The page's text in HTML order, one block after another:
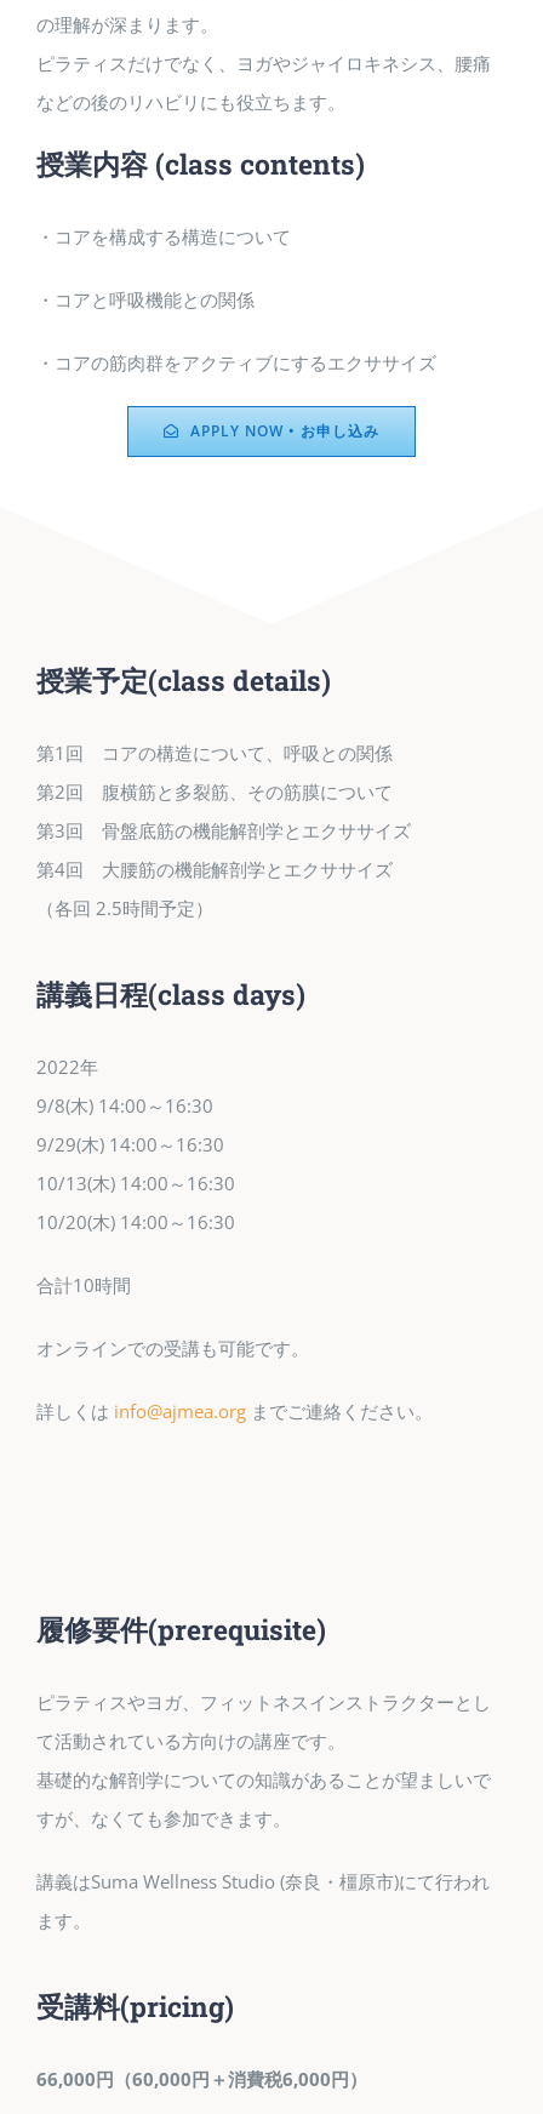
の理解が深まります。
ピラティスだけでなく、ヨガやジャイロキネシス、腰痛
などの後のリハビリにも役立ちます。
授業内容(class contents)
・コアを構成する構造について
・コアと呼吸機能との関係
・コアの筋肉群をアクティブにするエクササイズ
APPLY NOW • お申し込み
授業予定(class details)
第1回 コアの構造について、呼吸との関係
第2回 腹横筋と多裂筋、その筋膜について
第3回 骨盤底筋の機能解剖学とエクササイズ
第4回 大腰筋の機能解剖学とエクササイズ
（各回 2.5時間予定）
講義日程(class days)
2022年
9/8(木) 14:00～16:30
9/29(木) 14:00～16:30
10/13(木) 14:00～16:30
10/20(木) 14:00～16:30
合計10時間
オンラインでの受講も可能です。
詳しくは info@ajmea.org までご連絡ください。
履修要件(prerequisite)
ピラティスやヨガ、フィットネスインストラクターとし
て活動されている方向けの講座です。
基礎的な解剖学についての知識があることが望ましいで
すが、なくても参加できます。
講義はSuma Wellness Studio (奈良・橿原市)にて行われ
ます。
受講料(pricing)
66,000円（60,000円＋消費税6,000円）